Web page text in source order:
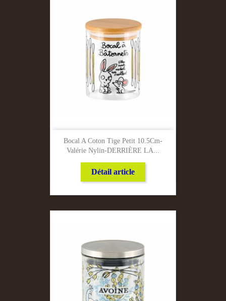
Bocal A Coton Tige Petit 10.5Cm-
Valérie Nylin-DERRIÈRE LA...
Détail article